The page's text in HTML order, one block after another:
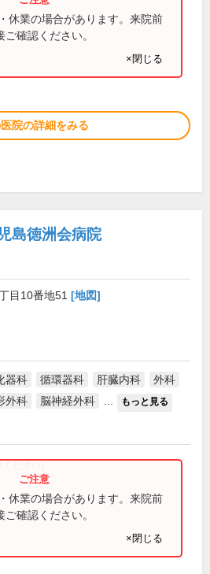
休業の場合があります。来院前
確認ください。
×閉じる
院の詳細をみる
島徳洲会病院
目10番地51 [地図]
器科 循環器科 肝臓内科
外科
外科 脳神経外科 もっと見る
ださい)
休業の場合があります。来院前
確認ください。
×閉じる